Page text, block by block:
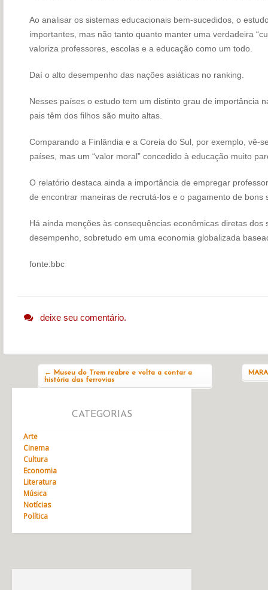
Ao analisar os sistemas educacionais bem-sucedidos, o
importantes, mas não tanto quanto manter uma verdadeira
valoriza professores, escolas e a educação como um todo.
Daí o alto desempenho das nações asiáticas no ranking.
Nesses países o estudo tem um distinto grau de importância
pais têm dos filhos são muito altas.
Comparando a Finlândia e a Coreia do Sul, por exemplo, vê-
países, mas um “valor moral” concedido à educação muito
O relatório destaca ainda a importância de empregar
de encontrar maneiras de recrutá-los e o pagamento de bons
Há ainda menções às consequências econômicas diretas
desempenho, sobretudo em uma economia globalizada
fonte:bbc
deixe seu comentário.
←
Museu do Trem reabre e volta a contar a
história das ferrovias
CATEGORIAS
Arte
Cinema
Cultura
Economia
Literatura
Música
Notícias
Política